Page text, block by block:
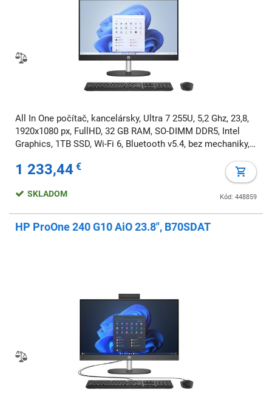
All In One počítač, kancelársky, Ultra 7 255U, 5,2 Ghz, 23,8,
1920x1080 px, FullHD, 32 GB RAM, SO-DIMM DDR5, Intel
Graphics, 1TB SSD, Wi-Fi 6, Bluetooth v5.4, bez mechaniky,
1 233,44 €
Kód: 448859
SKLADOM
HP ProOne 240 G10 AiO 23.8", B70SDAT